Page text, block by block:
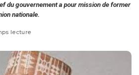
du gouvernement a pour mission de former
nationale.
lecture